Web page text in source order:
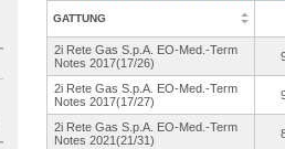
GATTUNG
2i Rete Gas S.p.A. EO-Med.-Term
Notes 2017(17/26)
2i Rete Gas S.p.A. EO-Med.-Term
Notes 2017(17/27)
2i Rete Gas S.p.A. EO-Med.-Term
Notes 2021(21/31)